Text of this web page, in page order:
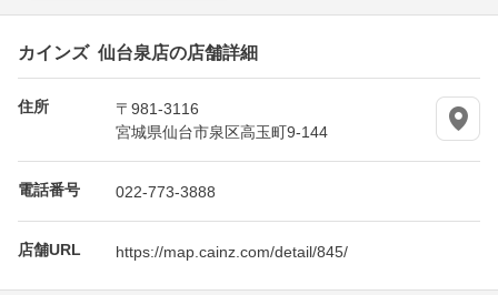
カインズ 仙台泉店の店舗詳細
住所
〒981-3116
宮城県仙台市泉区高玉町9-144
電話番号 022-773-3888
店舗URL https://map.cainz.com/detail/845/